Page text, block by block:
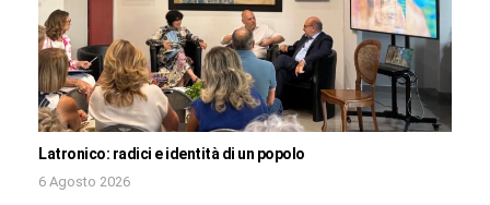
Latronico: radici e identità di un popolo
6 Agosto 2026